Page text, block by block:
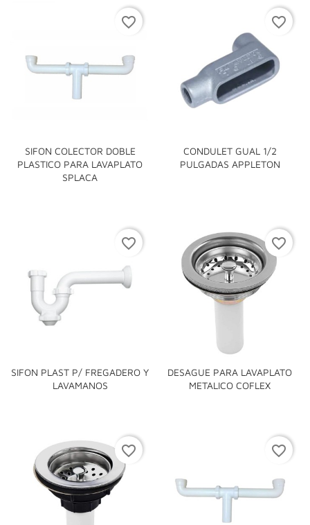
SIFON COLECTOR DOBLE
PLASTICO PARA LAVAPLATO
SPLACA
favorite_border
CONDULET GUAL 1/2
PULGADAS APPLETON
favorite_border
SIFON PLAST P/ FREGADERO Y
LAVAMANOS
favorite_border
DESAGUE PARA LAVAPLATO
METALICO COFLEX
favorite_border
favorite_border favorite_border